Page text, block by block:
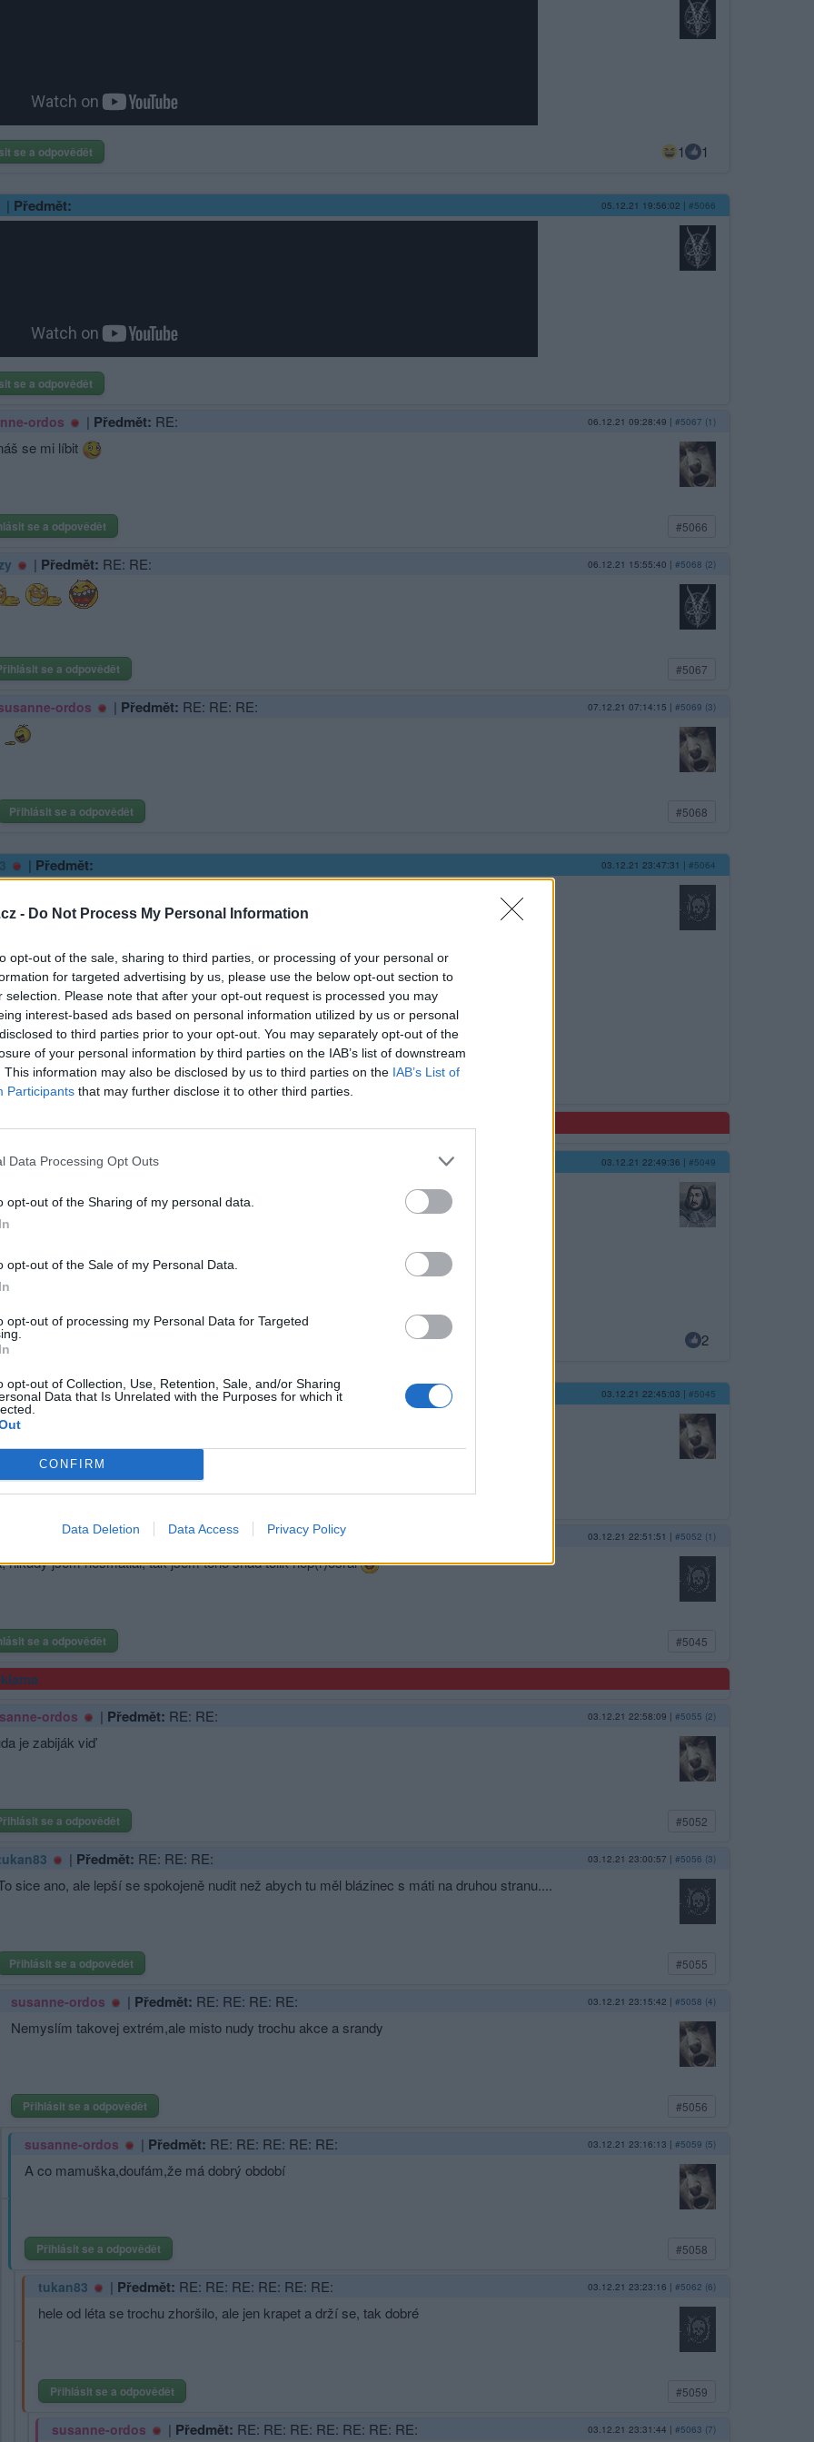
- Do Not Process My Personal Information
opt-out of the sale, sharing to third parties, or processing of your personal or
for targeted advertising by us, please use the below opt-out section to
selection. Please note that after your opt-out request is processed you may
interest-based ads based on personal information utilized by us or personal
to third parties prior to your opt-out. You may separately opt-out of the
of your personal information by third parties on the IAB’s list of downstream
This information may also be disclosed by us to third parties on the IAB’s List of
Participants that may further disclose it to other third parties.
Data Processing Opt Outs
opt-out of the Sharing of my personal data.
opt-out of the Sale of my Personal Data.
opt-out of processing my Personal Data for Targeted
opt-out of Collection, Use, Retention, Sale, and/or Sharing
Data that Is Unrelated with the Purposes for which it
CONFIRM
Data Deletion Data Access Privacy Policy
se a odpovědět 1 1
| Předmět: 05.12.21 19:56:02 | #5066
se a odpovědět
ordos | Předmět: RE: 06.12.21 09:28:49 | #5067 (1)
se mi líbit
se a odpovědět #5066
| Předmět: RE: RE: 06.12.21 15:55:40 | #5068 (2)
se a odpovědět #5067
ordos | Předmět: RE: RE: RE: 07.12.21 07:14:15 | #5069 (3)
Přihlásit se a odpovědět #5068
| Předmět: 03.12.21 23:47:31 | #5064
zalomim, takže
se a odpovědět
|Předmět: 03.12.21 22:49:36 | #5049
se a odpovědět 2
ordos |Předmět: 03.12.21 22:45:03 | #5045
se už přiznal,že sral kudy chodil.A jak jste se měli,kluci,tenhle týden vy?
se a odpovědět
Předmět:RE: 03.12.21 22:51:51 | #5052 (1)
nikudy jsem nešmatlal, tak jsem toho snad tolik nep(r)osral
se a odpovědět #5045
ordos | Předmět: RE: RE: 03.12.21 22:58:09 | #5055 (2)
je zabiják viď
se a odpovědět #5052
| Předmět: RE: RE: RE: 03.12.21 23:00:57 | #5056 (3)
sice ano, ale lepší se spokojeně nudit než abych tu měl blázinec s máti na druhou stranu....
Přihlásit se a odpovědět #5055
susanne-ordos | Předmět: RE: RE: RE: RE: 03.12.21 23:15:42 | #5058 (4)
Nemyslím takovej extrém,ale misto nudy trochu akce a srandy
Přihlásit se a odpovědět #5056
susanne-ordos | Předmět: RE: RE: RE: RE: RE: 03.12.21 23:16:13 | #5059 (5)
A co mamuška,doufám,že má dobrý období
Přihlásit se a odpovědět #5058
tukan83 | Předmět: RE: RE: RE: RE: RE: RE: 03.12.21 23:23:16 | #5062 (6)
hele od léta se trochu zhoršilo, ale jen krapet a drží se, tak dobré
Přihlásit se a odpovědět #5059
susanne-ordos | Předmět: RE: RE: RE: RE: RE: RE: RE: 03.12.21 23:31:44 | #5063 (7)